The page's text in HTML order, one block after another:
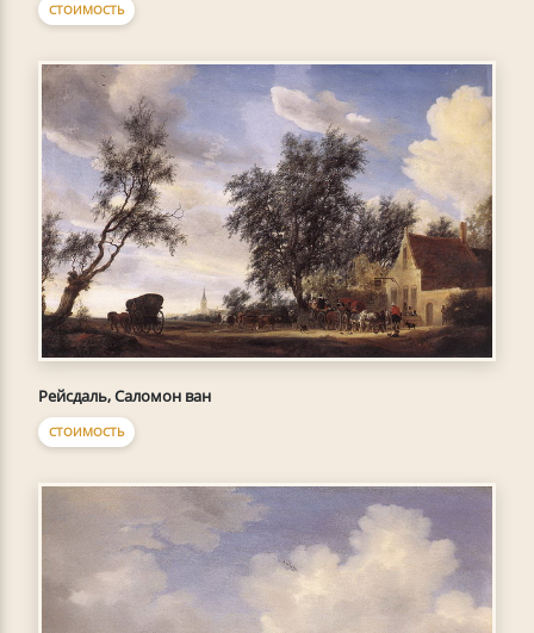
СТОИМОСТЬ
Рейсдаль, Саломон ван
СТОИМОСТЬ